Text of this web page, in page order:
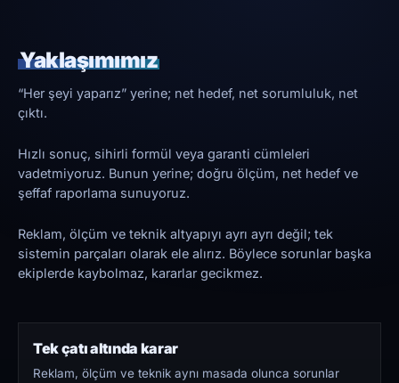
Yaklaşımımız
“Her şeyi yaparız” yerine; net hedef, net sorumluluk, net
çıktı.
Hızlı sonuç, sihirli formül veya garanti cümleleri
vadetmiyoruz. Bunun yerine; doğru ölçüm, net hedef ve
şeffaf raporlama sunuyoruz.
Reklam, ölçüm ve teknik altyapıyı ayrı ayrı değil; tek
sistemin parçaları olarak ele alırız. Böylece sorunlar başka
ekiplerde kaybolmaz, kararlar gecikmez.
Tek çatı altında karar
Reklam, ölçüm ve teknik aynı masada olunca sorunlar